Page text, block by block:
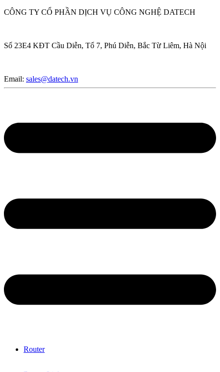
CÔNG TY CỔ PHẦN DỊCH VỤ CÔNG NGHỆ DATECH
Số 23E4 KĐT Cầu Diễn, Tổ 7, Phú Diễn, Bắc Từ Liêm, Hà Nội
Email: sales@datech.vn
Router